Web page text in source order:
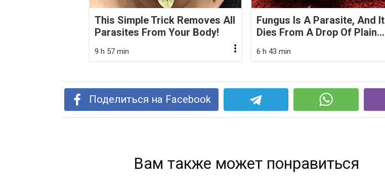
This Simple Trick Removes All
Parasites From Your Body!
9 h 57 min
Fungus Is A Parasite, And It
Dies From A Drop Of Plain...
6 h 43 min
Поделиться на Facebook
Вам также может понравиться